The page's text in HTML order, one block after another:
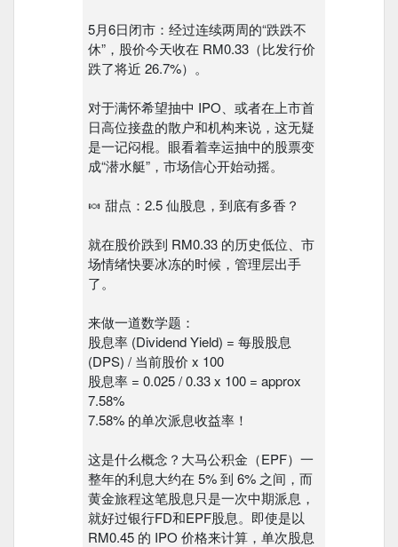
5月6日闭市：经过连续两周的“跌跌不
休”，股价今天收在 RM0.33（比发行价
跌了将近 26.7%）。
对于满怀希望抽中 IPO、或者在上市首
日高位接盘的散户和机构来说，这无疑
是一记闷棍。眼看着幸运抽中的股票变
成“潜水艇”，市场信心开始动摇。
🍬 甜点：2.5 仙股息，到底有多香？
就在股价跌到 RM0.33 的历史低位、市
场情绪快要冰冻的时候，管理层出手
了。
来做一道数学题：
股息率 (Dividend Yield) = 每股股息
(DPS) / 当前股价 x 100
股息率 = 0.025 / 0.33 x 100 = approx
7.58%
7.58% 的单次派息收益率！
这是什么概念？大马公积金（EPF）一
整年的利息大约在 5% 到 6% 之间，而
黄金旅程这笔股息只是一次中期派息，
就好过银行FD和EPF股息。即使是以
RM0.45 的 IPO 价格来计算，单次股息